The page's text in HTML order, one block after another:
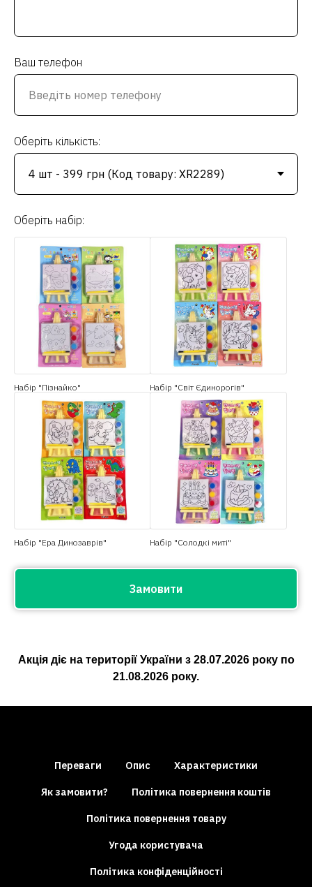
Ваш телефон
Оберіть кількість:
Оберіть набір:
Набір "Пізнайко" Набір "Світ Єдинорогів"
Набір "Ера Динозаврів" Набір "Солодкі миті"
Замовити
Акція діє на території України з 28.07.2026року по
21.08.2026 року.
Переваги Опис Характеристики
Як замовити? Політика повернення коштів
Політика повернення товару
Угода користувача
Політика конфіденційності